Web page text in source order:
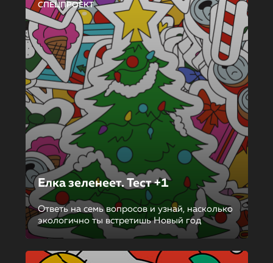
СПЕЦПРОЕКТ
Елка зеленеет. Тест +1
Ответь на семь вопросов и узнай, насколько
экологично ты встретишь Новый год